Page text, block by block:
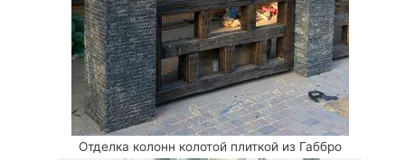
Отделка колонн колотой плиткой из Габбро